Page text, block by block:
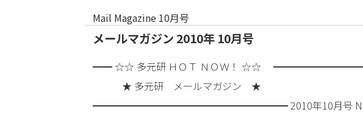
Mail Magazine 10月号
メールマガジン 2010年 10月号
━━ ☆☆ 多元研 ＨＯＴ ＮＯＷ！ ☆☆
★ 多元研 メールマガジン ★
━━━━━━━━━━━━━━━━━━━━ 2010年10月号